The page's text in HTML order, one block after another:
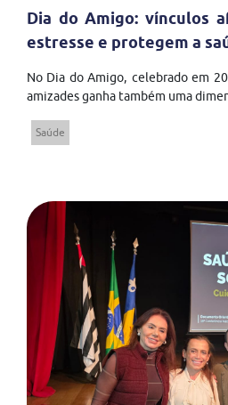
Dia do Amigo: vínculos
estresse e protegem a
No Dia do Amigo, celebrado em
amizades ganha também uma
Saúde